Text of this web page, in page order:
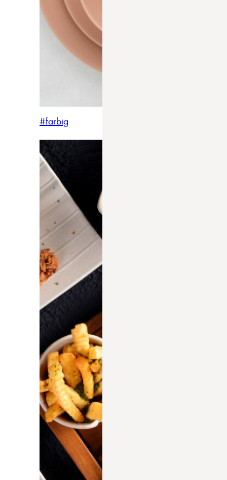
#farbig